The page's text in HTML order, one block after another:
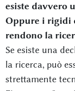
esiste davvero
Oppure i rigidi
rendono la
Se esiste una
la ricerca, può
strettamente